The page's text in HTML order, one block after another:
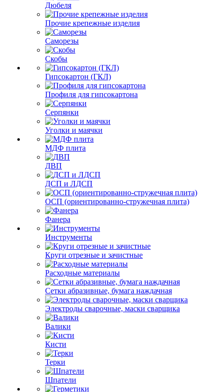
Дюбеля
Прочие крепежные изделия
Саморезы
Скобы
Гипсокартон (ГКЛ)
Профиля для гипсокартона
Серпянки
Уголки и маячки
МДФ плита
ДВП
ДСП и ЛДСП
ОСП (ориентированно-стружечная плита)
Фанера
Инструменты
Круги отрезные и зачистные
Расходные материалы
Сетки абразивные, бумага наждачная
Электроды сварочные, маски сварщика
Валики
Кисти
Терки
Шпатели